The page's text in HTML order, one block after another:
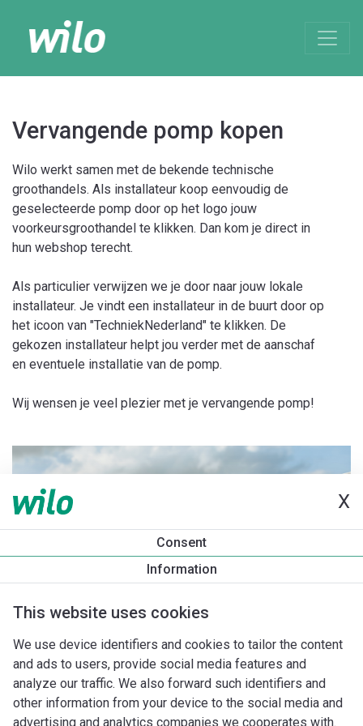
X
Consent
Information
This website uses cookies
We use device identifiers and cookies to tailor the content
and ads to users, provide social media features and
analyze our traffic. We also forward such identifiers and
other information from your device to the social media and
advertising and analytics companies we cooperates with.
Vervangende pomp kopen
Wilo werkt samen met de bekende technische
groothandels. Als installateur koop eenvoudig de
geselecteerde pomp door op het logo jouw
voorkeursgroothandel te klikken. Dan kom je direct in
hun webshop terecht.
Als particulier verwijzen we je door naar jouw lokale
installateur. Je vindt een installateur in de buurt door op
het icoon van "TechniekNederland" te klikken. De
gekozen installateur helpt jou verder met de aanschaf
en eventuele installatie van de pomp.
Wij wensen je veel plezier met je vervangende pomp!